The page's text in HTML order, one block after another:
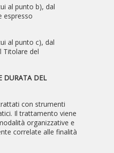
al punto b), dal
espresso
al punto c), dal
Titolare del
DURATA DEL
con strumenti
Il trattamento viene
organizzative e
correlate alle finalità